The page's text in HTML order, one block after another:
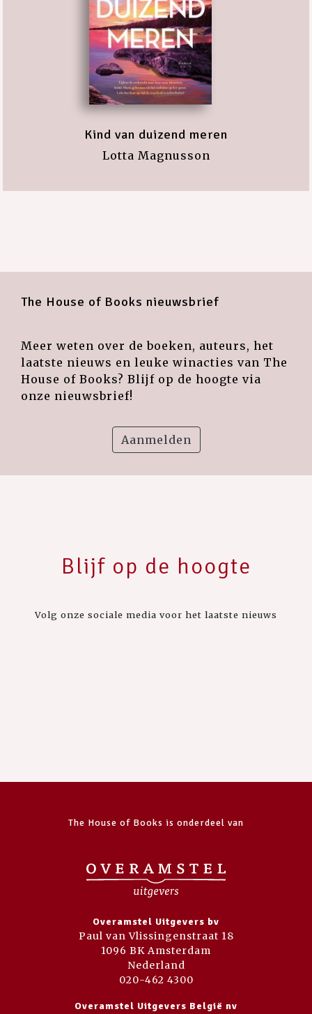
Kind van duizend meren
Lotta Magnusson
The House of Books nieuwsbrief
Meer weten over de boeken, auteurs, het
laatste nieuws en leuke winacties van The
House of Books? Blijf op de hoogte via
onze nieuwsbrief!
Aanmelden
Blijf op de hoogte
Volg onze sociale media voor het laatste nieuws
The House of Books is onderdeel van
Overamstel Uitgevers bv
Paul van Vlissingenstraat 18
1096 BK Amsterdam
Nederland
020-462 4300
Overamstel Uitgevers België nv